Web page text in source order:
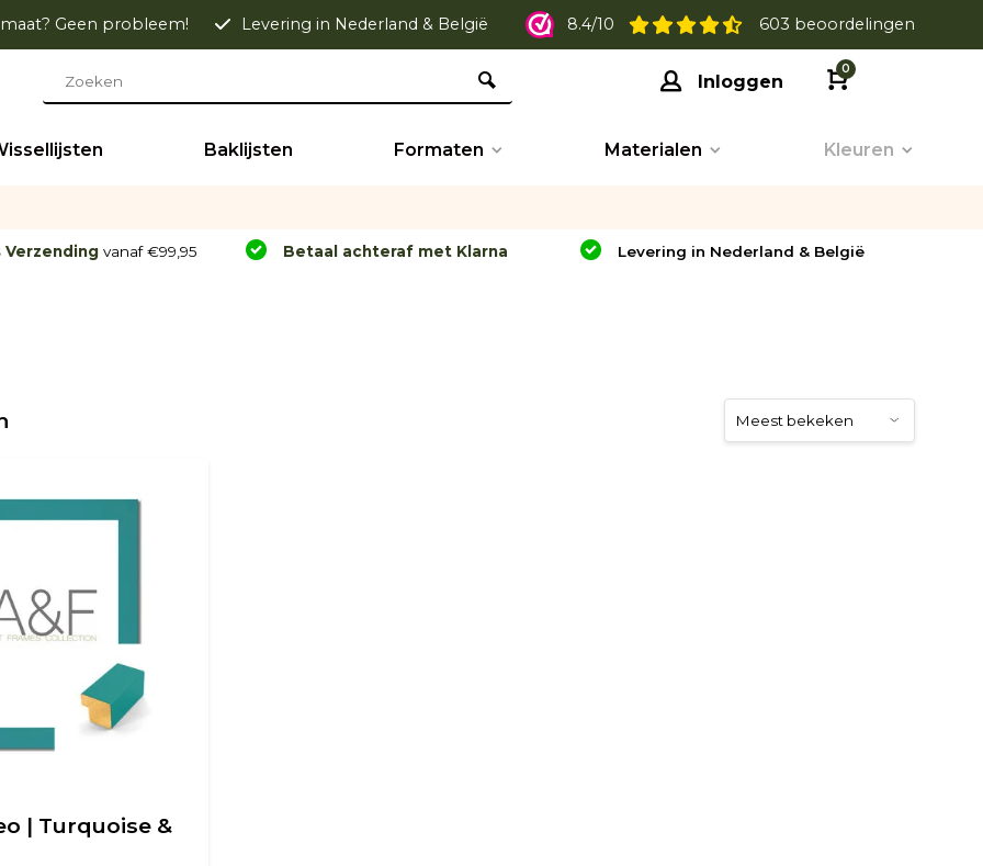
Geen probleem! Levering in Nederland & België 8.4/10 603 beoordelingen
Inloggen
0
Baklijsten Formaten Materialen Kleuren
Verzending vanaf €99,95 Betaal achteraf met Klarna Levering in Nederland & België
| Turquoise &